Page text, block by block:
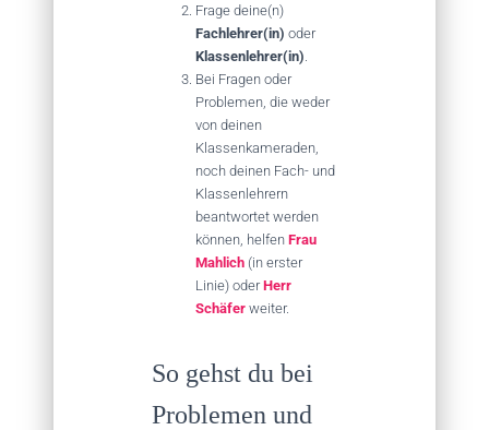
Frage deine(n)
Fachlehrer(in) oder
Klassenlehrer(in).
Bei Fragen oder
Problemen, die weder
von deinen
Klassenkameraden,
noch deinen Fach- und
Klassenlehrern
beantwortet werden
können, helfen Frau
Mahlich (in erster
Linie) oderHerr
Schäfer weiter.
So gehst du bei
Problemen und